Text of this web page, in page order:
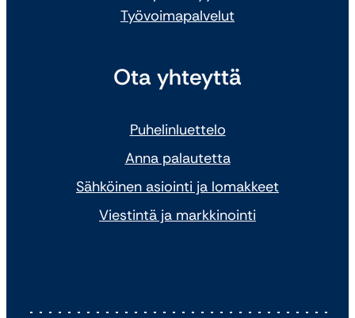
Työvoimapalvelut
Ota yhteyttä
Puhelinluettelo
Anna palautetta
Sähköinen asiointi ja lomakkeet
Viestintä ja markkinointi